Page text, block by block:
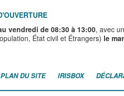
vendredi de 08:30 à 13:00, avec
État civil et Étrangers) le
PLAN DU SITE IRISBOX